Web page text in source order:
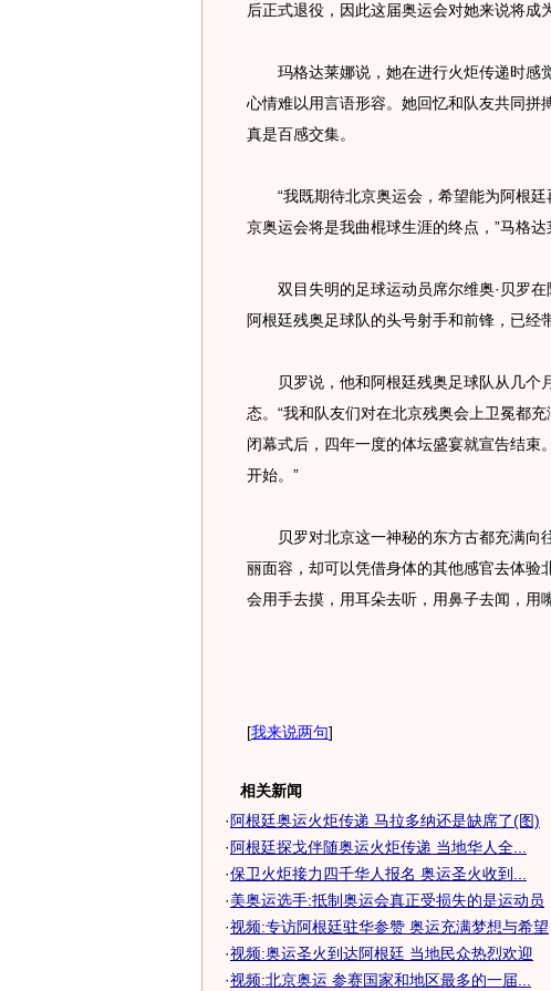
后正式退役，因此这届奥运会对她来说将成
玛格达莱娜说，她在进行火炬传递时感
心情难以用言语形容。她回忆和队友共同拼
真是百感交集。
“我既期待北京奥运会，希望能为阿根廷
京奥运会将是我曲棍球生涯的终点，”马格达
双目失明的足球运动员席尔维奥·贝罗在
阿根廷残奥足球队的头号射手和前锋，已经
贝罗说，他和阿根廷残奥足球队从几个
态。“我和队友们对在北京残奥会上卫冕都
闭幕式后，四年一度的体坛盛宴就宣告结束
开始。”
贝罗对北京这一神秘的东方古都充满向
丽面容，却可以凭借身体的其他感官去体验
会用手去摸，用耳朵去听，用鼻子去闻，用
[我来说两句]
相关新闻
· 阿根廷奥运火炬传递 马拉多纳还是缺席了(图)
· 阿根廷探戈伴随奥运火炬传递 当地华人全...
·保卫火炬接力四千华人报名 奥运圣火收到...
·美奥运选手:抵制奥运会真正受损失的是运动员
·视频:专访阿根廷驻华参赞 奥运充满梦想与希望
·视频:奥运圣火到达阿根廷 当地民众热烈欢迎
·视频:北京奥运 参赛国家和地区最多的一届...